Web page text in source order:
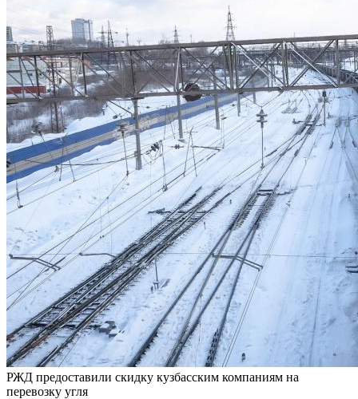
РЖД предоставили скидку кузбасским компаниям на
перевозку угля